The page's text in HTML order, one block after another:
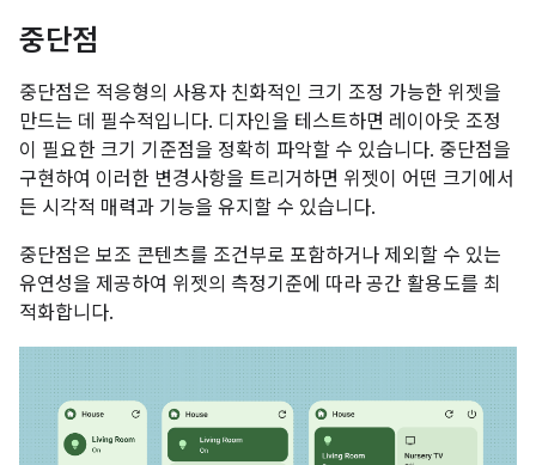
중단점
중단점은 적응형의 사용자 친화적인 크기 조정 가능한 위젯을
만드는 데 필수적입니다. 디자인을 테스트하면 레이아웃 조정
이 필요한 크기 기준점을 정확히 파악할 수 있습니다. 중단점을
구현하여 이러한 변경사항을 트리거하면 위젯이 어떤 크기에서
든 시각적 매력과 기능을 유지할 수 있습니다.
중단점은 보조 콘텐츠를 조건부로 포함하거나 제외할 수 있는
유연성을 제공하여 위젯의 측정기준에 따라 공간 활용도를 최
적화합니다.